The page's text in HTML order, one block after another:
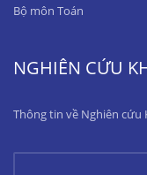
Bộ môn Toán
NGHIÊN CỨU
Thông tin về Nghiên cứu